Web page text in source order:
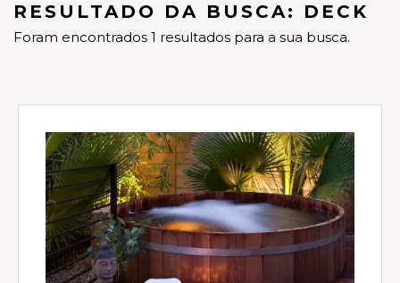
RESULTADO DA BUSCA: DECK
Foram encontrados 1 resultados para a sua busca.